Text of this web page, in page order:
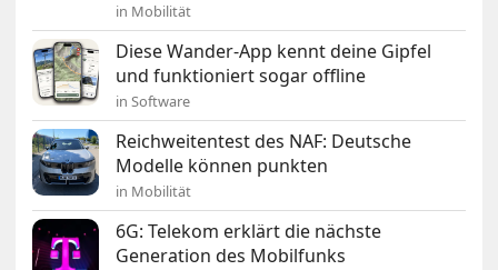
in Mobilität
Diese Wander-App kennt deine Gipfel
und funktioniert sogar offline
in Software
Reichweitentest des NAF: Deutsche
Modelle können punkten
in Mobilität
6G: Telekom erklärt die nächste
Generation des Mobilfunks